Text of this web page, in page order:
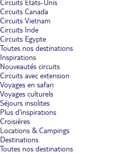
Circuits Etats-Unis
Circuits Canada
Circuits Vietnam
Circuits Inde
Circuits Egypte
Toutes nos destinations
Inspirations
Nouveautés circuits
Circuits avec extension
Voyages en safari
Voyages culturels
Séjours insolites
Plus d'inspirations
Croisières
Locations & Campings
Destinations
Toutes nos destinations